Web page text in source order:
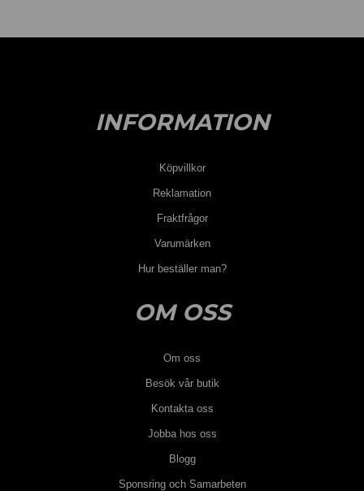
INFORMATION
Köpvillkor
Reklamation
Fraktfrågor
Varumärken
Hur beställer man?
OM OSS
Om oss
Besök vår butik
Kontakta oss
Jobba hos oss
Blogg
Sponsring och Samarbeten